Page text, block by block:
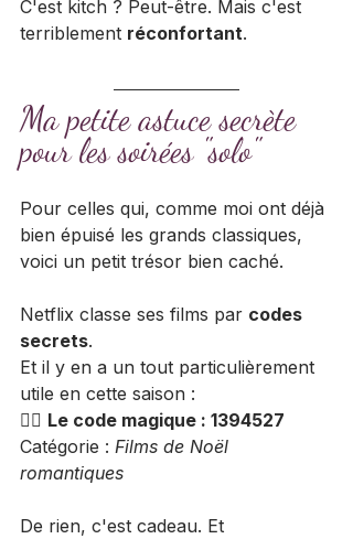
C'est kitch ? Peut-être. Mais c'est
terriblement réconfortant.
Ma petite astuce secrète
pour les soirées "solo"
Pour celles qui, comme moi ont déjà
bien épuisé les grands classiques,
voici un petit trésor bien caché.
Netflix classe ses films par codes
secrets.
Et il y en a un tout particulièrement
utile en cette saison :
👉🏻 Le code magique : 1394527
Catégorie : Films de Noël
romantiques
De rien, c'est cadeau. Et